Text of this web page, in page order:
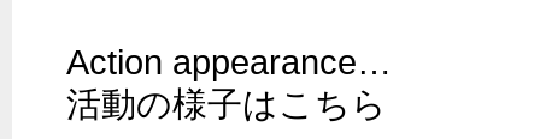
Action appearance…
活動の様子はこちら